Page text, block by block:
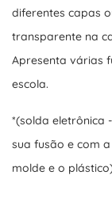
diferentes capas
transparente na
Apresenta várias
escola.
*(solda eletrônica
sua fusão e com
molde e o